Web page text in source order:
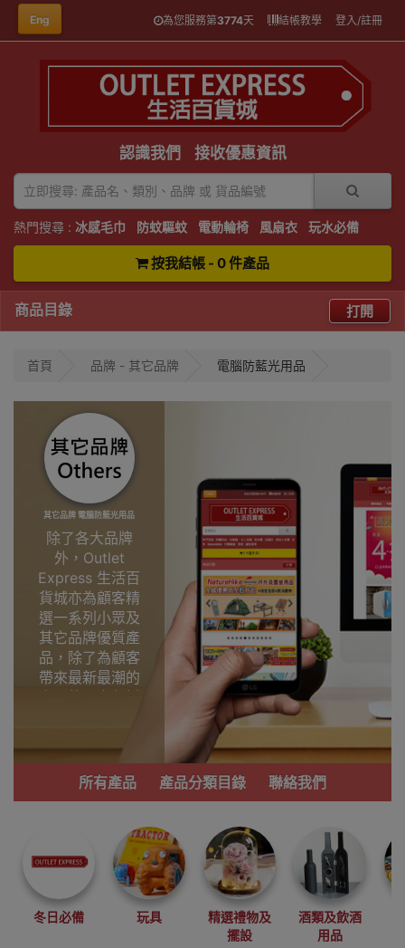
Eng 為您服務第3774天 結帳教學 登入/註冊
認識我們 接收優惠資訊
熱門搜尋 : 冰感毛巾 防蚊驅蚊 電動輪椅 風扇衣 玩水必備
按我結帳 - 0 件產品
商品目錄 打開
首頁 品牌 - 其它品牌 電腦防藍光用品
其它品牌 電腦防藍光用品
除了各大品牌
外，Outlet
Express 生活百
貨城亦為顧客精
選一系列小眾及
其它品牌優質產
品，除了為顧客
帶來最新最潮的
產品外，亦包括
功能齊備的產
品。
我們每月會固定
尋找最更新、最
潮、有特色而且
優惠的優質產
品，從用家的角
度為你帶來你的
最好選擇。
所有產品 產品分類目錄 聯絡我們
冬日必備 玩具
精選禮物及
擺設
酒類及飲酒
用品